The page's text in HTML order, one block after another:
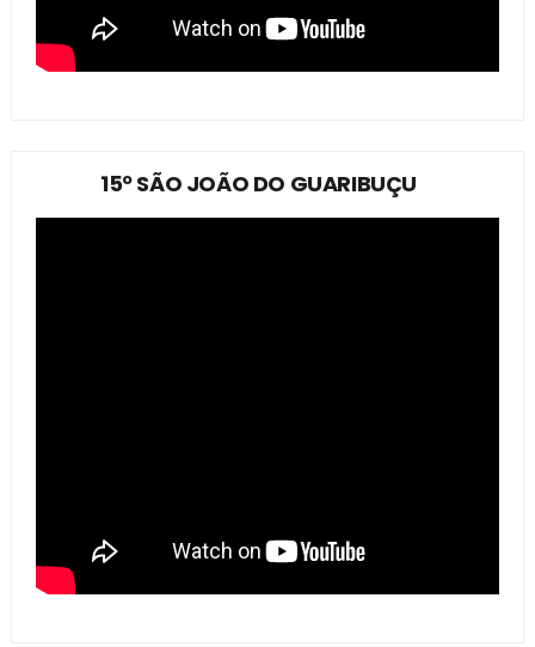
15º SÃO JOÃO DO GUARIBUÇU